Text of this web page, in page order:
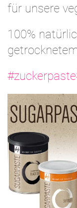
für unsere
100%
#zuckerpaste